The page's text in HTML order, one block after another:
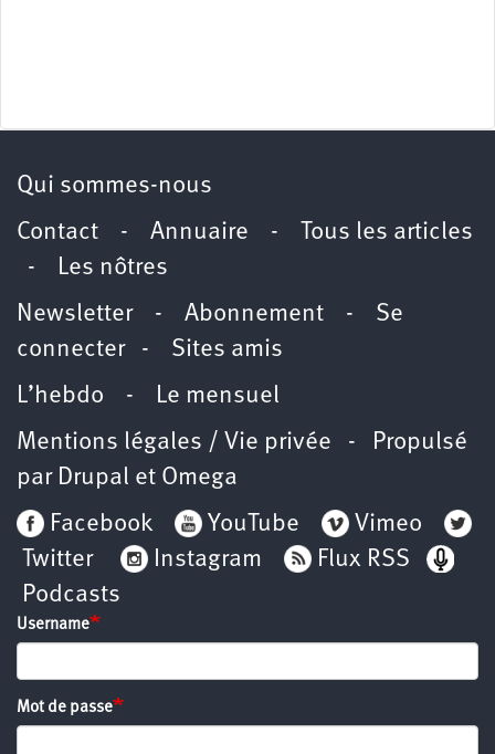
Qui sommes-nous
Contact - Annuaire - Tous les articles
-
Les nôtres
Newsletter- Abonnement - Se
connecter- Sites amis
L’hebdo -
Le mensuel
Mentions légales / Vie privée - Propulsé
par Drupal et Omega
Facebook
YouTube
Vimeo
Twitter
Instagram
Flux RSS
Podcasts
Username
Mot de passe